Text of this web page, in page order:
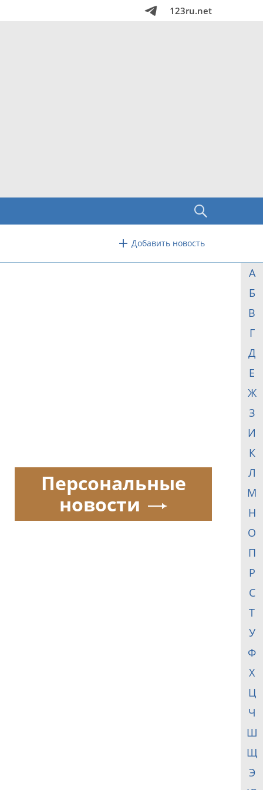
123ru.net
Добавить новость
А
Б
В
Г
Д
Е
Ж
З
И
К
Л
М
Н
О
П
Р
С
Т
У
Ф
Х
Ц
Ч
Ш
Щ
Э
Персональные
новости